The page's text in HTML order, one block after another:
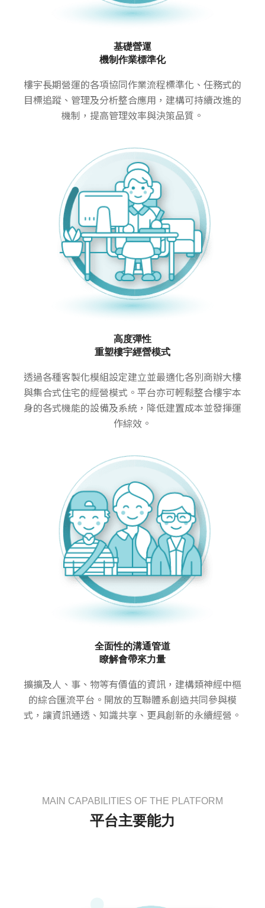
基礎營運
機制作業標準化
樓宇長期營運的各項協同作業流程標準化、任務式的
目標追蹤、管理及分析整合應用，建構可持續改進的
機制，提高管理效率與決策品質。
高度彈性
重塑樓宇經營模式
透過各種客製化模組設定建立並最適化各別商辦大樓
與集合式住宅的經營模式。平台亦可輕鬆整合樓宇本
身的各式機能的設備及系統，降低建置成本並發揮運
作綜效。
全面性的溝通管道
瞭解會帶來力量
擴擴及人、事、物等有價值的資訊，建構類神經中樞
的綜合匯流平台。開放的互聯體系創造共同參與模
式，讓資訊通透、知識共享、更具創新的永續經營。
MAIN CAPABILITIES OF THE PLATFORM
平台主要能力